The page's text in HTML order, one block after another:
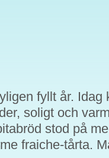
fyllt år.
soligt och
stod på
fraiche-tårta.